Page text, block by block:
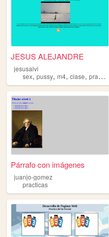
JESUS ALEJANDRE
jesusalvi
sex, pussy, m4, clase, practicas
Párrafo con imágenes
juanjo-gomez
practicas